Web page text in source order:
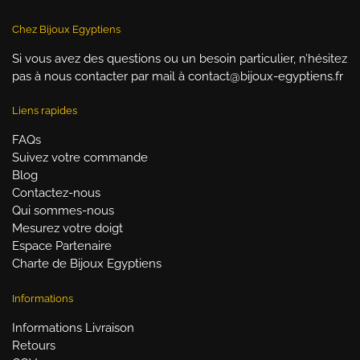
Chez Bijoux Egyptiens
Si vous avez des questions ou un besoin particulier, n’hésitez
pas à nous contacter par mail à contact@bijoux-egyptiens.fr
Liens rapides
FAQs
Suivez votre commande
Blog
Contactez-nous
Qui sommes-nous
Mesurez votre doigt
Espace Partenaire
Charte de Bijoux Egyptiens
Informations
Informations Livraison
Retours